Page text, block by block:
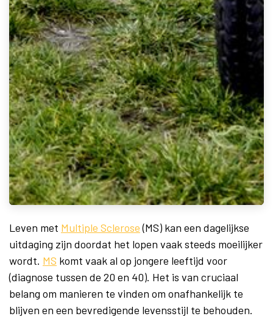
Leven met Multiple Sclerose(MS) kan een dagelijkse
uitdaging zijn doordat het lopen vaak steeds moeilijker
wordt. MS komt vaak al op jongere leeftijd voor
(diagnose tussen de 20 en 40). Het is van cruciaal
belang om manieren te vinden om onafhankelijk te
blijven en een bevredigende levensstijl te behouden.